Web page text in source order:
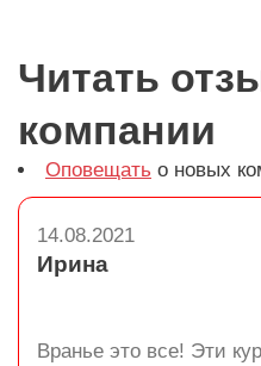
Читать
компании
Оповещать о новых
14.08.2021
Ирина
Вранье это все! Эти